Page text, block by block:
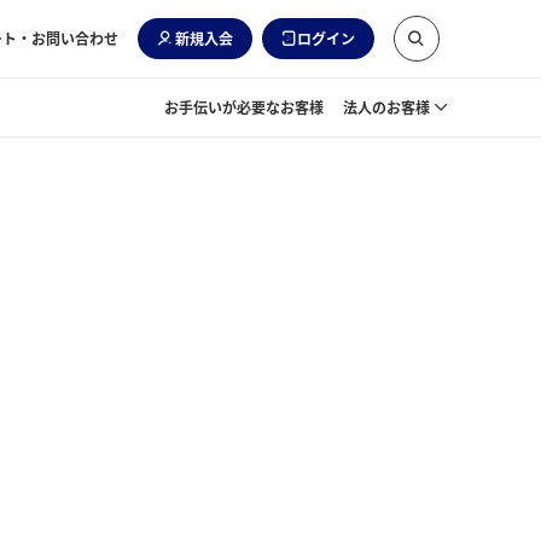
・お問い合わせ 新規入会 ログイン
お手伝いが必要なお客様 法人のお客様